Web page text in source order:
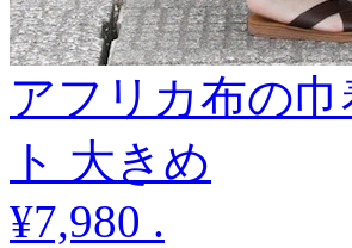
アフリカ布の
ト 大きめ
¥7,980 .